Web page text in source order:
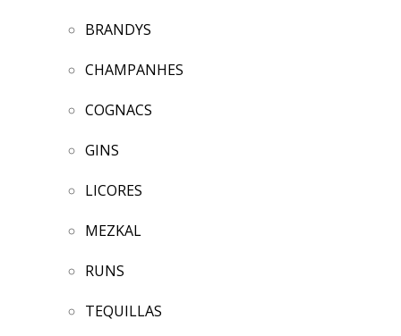
BRANDYS
CHAMPANHES
COGNACS
GINS
LICORES
MEZKAL
RUNS
TEQUILLAS